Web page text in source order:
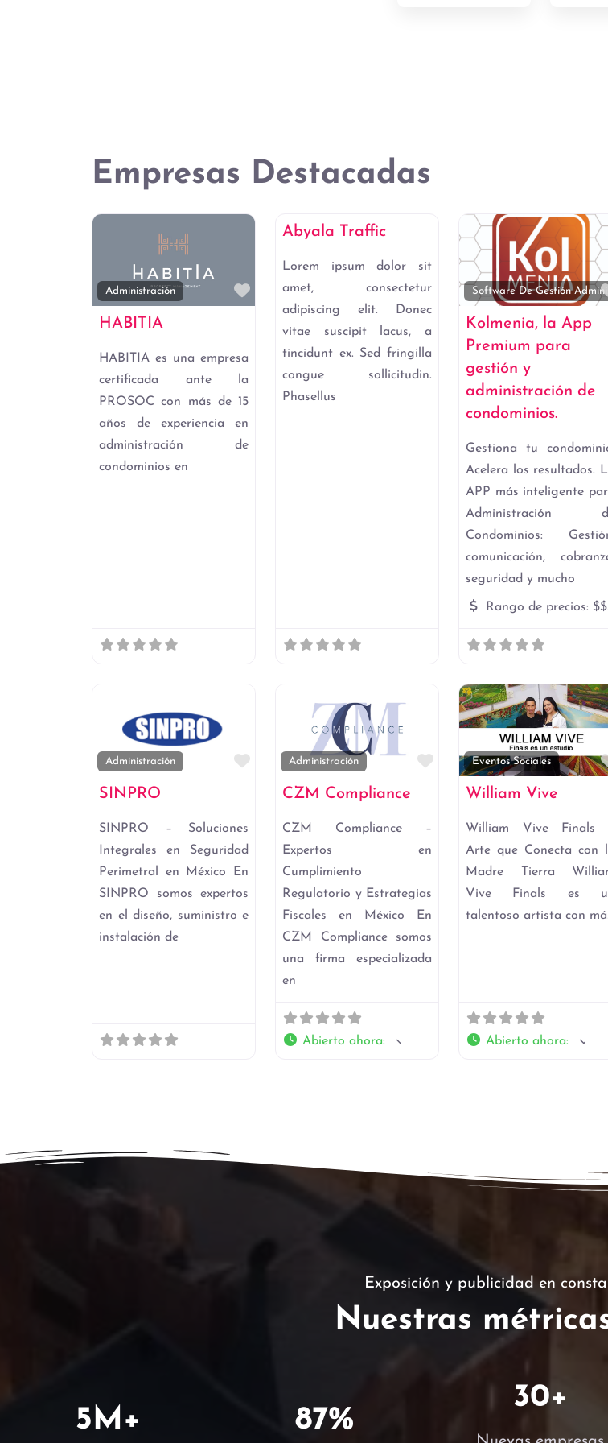
Empresas Destacadas
Administración
Favorito
HABITIA
HABITIA es una empresa
certificada ante la
PROSOC con más de 15
años de experiencia en
administración de
condominios en
Abyala Traffic
Lorem ipsum dolor sit
amet, consectetur
adipiscing elit. Donec
vitae suscipit lacus, a
tincidunt ex. Sed fringilla
congue sollicitudin.
Phasellus
Software De Gestión
Kolmenia, la App
Premium para
gestión y
administración de
condominios.
Gestiona tu
Acelera los resultados.
APP más inteligente
Administración
Condominios:
comunicación,
seguridad y mucho
Rango de precios:
Administración
Favorito
SINPRO
SINPRO – Soluciones
Integrales en Seguridad
Perimetral en México En
SINPRO somos expertos
en el diseño, suministro e
instalación de
Administración
Favorito
CZM Compliance
CZM Compliance –
Expertos en
Cumplimiento
Regulatorio y Estrategias
Fiscales en México En
CZM Compliance somos
una firma especializada
en
Abierto ahora:
Eventos Sociales
William Vive
William Vive Finals
Arte que Conecta con
Madre Tierra
Vive Finals es
talentoso artista con
Abierto ahora:
Exposición y publicidad en
Nuestras
5M+ 87%
30+